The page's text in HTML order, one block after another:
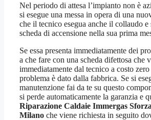
Nel periodo di attesa l’impianto non è
si esegue una messa in opera di una
che il tecnico esegua anche il collaudo
scheda di accensione nella sua prima
Se essa presenta immediatamente dei
a che fare con una scheda difettosa che
immediatamente dal tecnico a costo
problema è dato dalla fabbrica. Se si
manutenzione fai da te su questo
si perde automaticamente la garanzia e
Riparazione Caldaie Immergas
Milano che viene richiesta in seguito